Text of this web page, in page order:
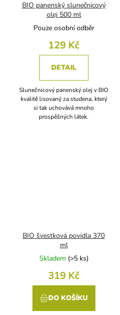
BIO panenský slunečnicový
olej 500 ml
Pouze osobní odběr
129 Kč
DETAIL
Slunečnicový panenský olej v BIO
kvalitě lisovaný za studena, který
si tak uchovává mnoho
prospěšných látek.
BIO švestková povidla 370
ml
Skladem (>5 ks)
319 Kč
DO KOŠÍKU